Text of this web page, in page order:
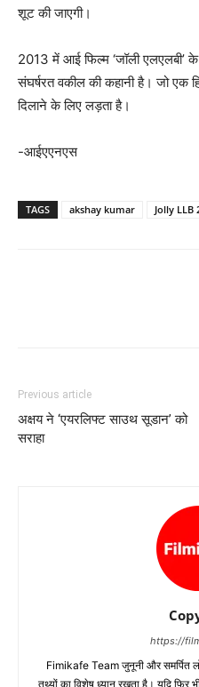
शूट की जाएगी।
2013 में आई फिल्म ‘जॉली एलएलबी’
संघर्षरत वकील की कहानी है। जो एक
दिलाने के लिए लड़ता है।
-आईएएनएस
TAGS akshay kumar Jolly LLB
Previous article
अक्षय ने ‘एयरलिफ्ट साउथ सूडान’ को
सराहा
https://
Fimikafe Team जुनूनी और समर्पित
तथ्‍यों का विशेष ध्‍यान रखता है। यदि